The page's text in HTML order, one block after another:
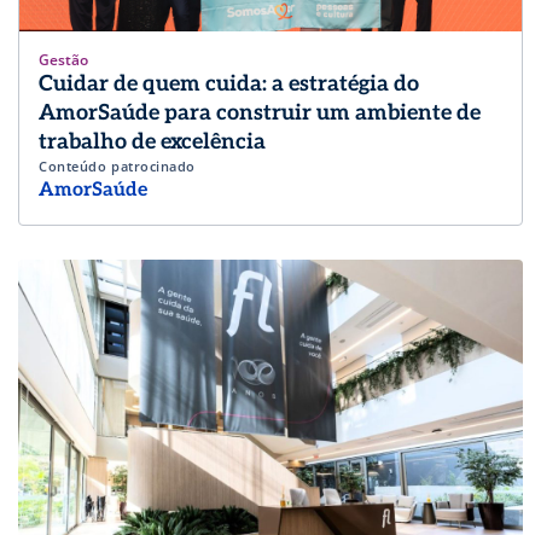
Gestão
Cuidar de quem cuida: a estratégia do
AmorSaúde para construir um ambiente de
trabalho de excelência
Conteúdo patrocinado
AmorSaúde